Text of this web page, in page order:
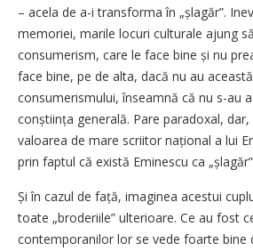
– acela de a-i transforma în „șlagăr”.
memoriei, marile locuri culturale ajung
consumerism, care le face bine și nu
face bine, pe de alta, dacă nu au această
consumerismului, înseamnă că nu s-au
conștiința generală. Pare paradoxal,
valoarea de mare scriitor național a lui
prin faptul că există Eminescu ca
Și în cazul de față, imaginea acestui
toate „broderiile” ulterioare. Ce au fost
contemporanilor lor se vede foarte bine